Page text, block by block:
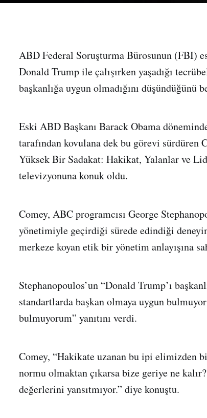
ABD Federal Soruşturma Bürosunun (FBI)
Donald Trump ile çalışırken yaşadığı
başkanlığa uygun olmadığını düşündüğünü
Eski ABD Başkanı Barack Obama
tarafından kovulana dek bu görevi sürdüren
Yüksek Bir Sadakat: Hakikat, Yalanlar ve
televizyonuna konuk oldu.
Comey, ABC programcısı George
yönetimiyle geçirdiği sürede edindiği
merkeze koyan etik bir yönetim anlayışına
Stephanopoulos’un “Donald Trump’ı
standartlarda başkan olmaya uygun
bulmuyorum” yanıtını verdi.
Comey, “Hakikate uzanan bu ipi elimizden
normu olmaktan çıkarsa bize geriye ne
değerlerini yansıtmıyor.” diye konuştu.